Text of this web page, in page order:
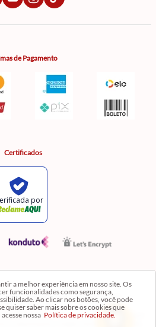
a melhor experiência em nosso site. Os
funcionalidades como segurança,
Ao clicar nos botões, você pode
quiser saber mais sobre os cookies que
nossa Política de privacidade.
de Pagamento
Certificados
Meire de Gêneros Alimentícios LTDA | CNPJ:
0001-11
Virtual não se aplicam aos da Loja Física. Na Loja